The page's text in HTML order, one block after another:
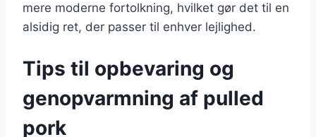
mere moderne fortolkning, hvilket gør det til en
alsidig ret, der passer til enhver lejlighed.
Tips til opbevaring og
genopvarmning af pulled
pork